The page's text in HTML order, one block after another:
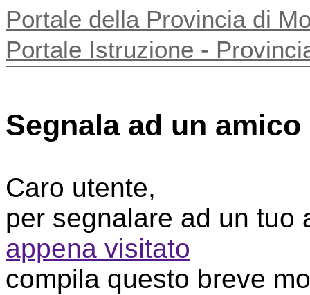
Portale della Provincia di
Portale Istruzione -
Segnala ad un amico
Caro utente,
per segnalare ad un tuo
appena visitato
compila questo breve